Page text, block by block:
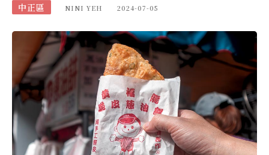
中正區 NINI YEH 2024-07-05